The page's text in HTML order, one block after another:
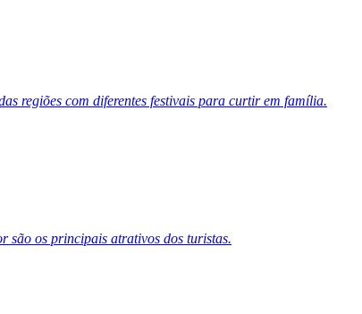
regiões com diferentes festivais para curtir em família.
são os principais atrativos dos turistas.